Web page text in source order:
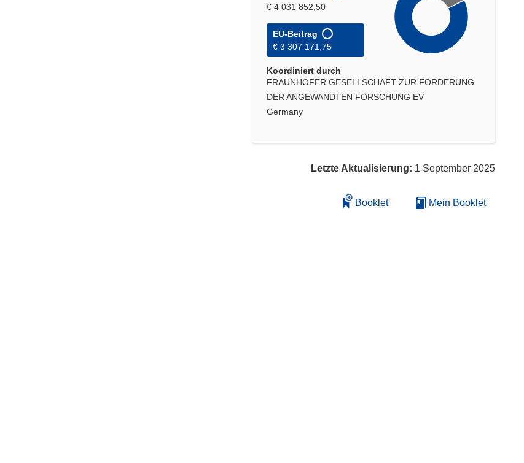
€ 4 031 852,50
EU-Beitrag
€ 3 307 171,75
Koordiniert durch
FRAUNHOFER GESELLSCHAFT ZUR FORDERUNG
DER ANGEWANDTEN FORSCHUNG EV
Germany
Letzte Aktualisierung: 1 September 2025
Booklet Mein Booklet